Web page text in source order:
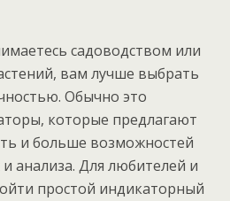
садоводством или
вам лучше выбрать
Обычно это
которые предлагают
и больше возможностей
анализа. Для любителей и
простой индикаторный